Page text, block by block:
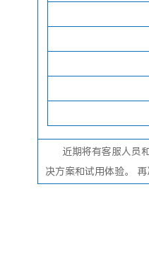
近期将有客服人员
决方案和试用体验。